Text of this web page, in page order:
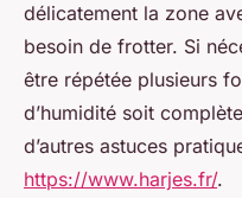
délicatement la zone
besoin de frotter. Si
être répétée plusieurs
d’humidité soit
d’autres astuces
https://www.harjes.fr/.